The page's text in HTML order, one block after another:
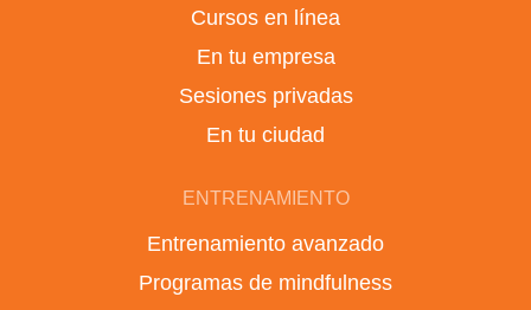
Cursos en línea
En tu empresa
Sesiones privadas
En tu ciudad
ENTRENAMIENTO
Entrenamiento avanzado
Programas de mindfulness